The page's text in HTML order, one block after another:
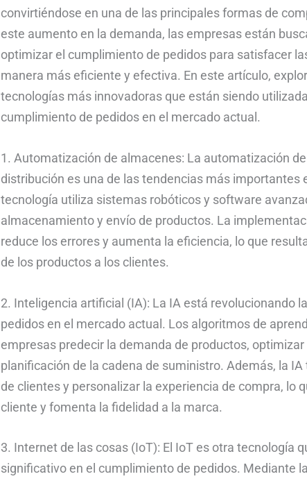
convirtiéndose en una de las principales formas de
este aumento en la demanda, las empresas están
optimizar el cumplimiento de pedidos para satisfacer
manera más eficiente y efectiva. En este artículo,
tecnologías más innovadoras que están siendo
cumplimiento de pedidos en el mercado actual.
1. Automatización de almacenes: La automatización
distribución es una de las tendencias más importantes
tecnología utiliza sistemas robóticos y software
almacenamiento y envío de productos. La
reduce los errores y aumenta la eficiencia, lo que
de los productos a los clientes.
2. Inteligencia artificial (IA): La IA está revolucionando
pedidos en el mercado actual. Los algoritmos de
empresas predecir la demanda de productos,
planificación de la cadena de suministro. Además, la
de clientes y personalizar la experiencia de compra, lo
cliente y fomenta la fidelidad a la marca.
3. Internet de las cosas (IoT): El IoT es otra tecnología
significativo en el cumplimiento de pedidos. Mediante